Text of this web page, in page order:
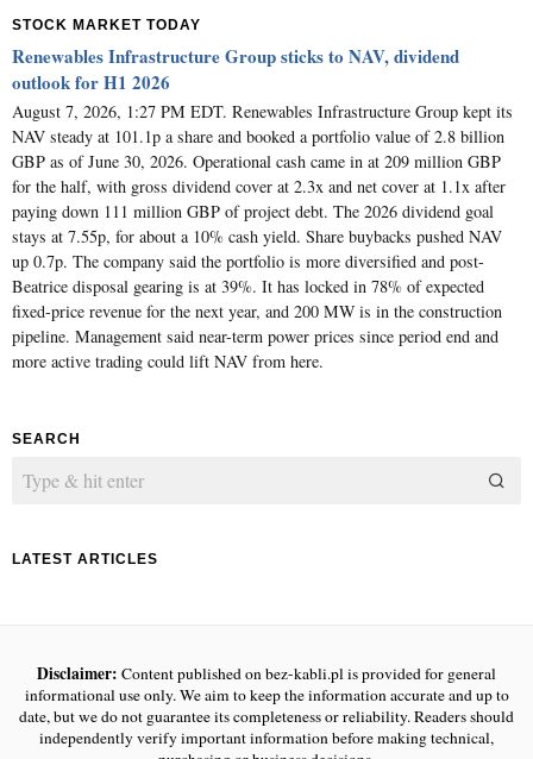
STOCK MARKET TODAY
Renewables Infrastructure Group sticks to NAV, dividend
outlook for H1 2026
August 7, 2026, 1:27 PM EDT. Renewables Infrastructure Group kept its
NAV steady at 101.1p a share and booked a portfolio value of 2.8 billion
GBP as of June 30, 2026. Operational cash came in at 209 million GBP
for the half, with gross dividend cover at 2.3x and net cover at 1.1x after
paying down 111 million GBP of project debt. The 2026 dividend goal
stays at 7.55p, for about a 10% cash yield. Share buybacks pushed NAV
up 0.7p. The company said the portfolio is more diversified and post-
Beatrice disposal gearing is at 39%. It has locked in 78% of expected
fixed-price revenue for the next year, and 200 MW is in the construction
pipeline. Management said near-term power prices since period end and
more active trading could lift NAV from here.
SEARCH
LATEST ARTICLES
Disclaimer: Content published on bez-kabli.pl is provided for general
informational use only. We aim to keep the information accurate and up to
date, but we do not guarantee its completeness or reliability. Readers should
independently verify important information before making technical,